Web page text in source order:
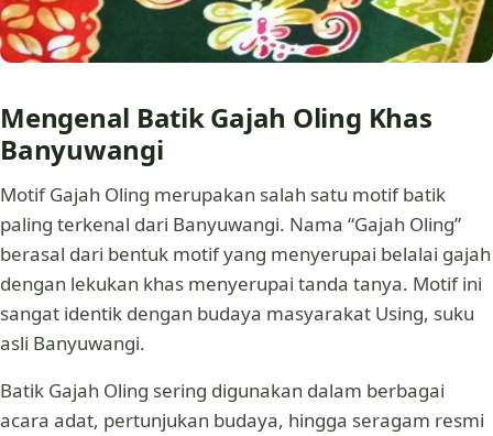
Mengenal Batik Gajah Oling Khas
Banyuwangi
Motif Gajah Oling merupakan salah satu motif batik
paling terkenal dari Banyuwangi. Nama “Gajah Oling”
berasal dari bentuk motif yang menyerupai belalai gajah
dengan lekukan khas menyerupai tanda tanya. Motif ini
sangat identik dengan budaya masyarakat Using, suku
asli Banyuwangi.
Batik Gajah Oling sering digunakan dalam berbagai
acara adat, pertunjukan budaya, hingga seragam resmi